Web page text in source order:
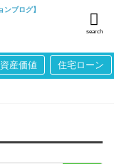
ブログ】
search
資産価値 住宅ローン